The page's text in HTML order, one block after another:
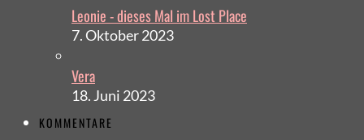
Leonie - dieses Mal im Lost Place
7. Oktober 2023
Vera
18. Juni 2023
KOMMENTARE